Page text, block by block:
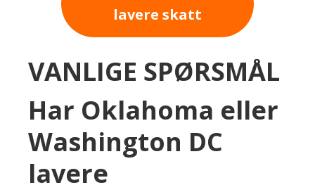
lavere skatt
VANLIGE SPØRSMÅL
Har Oklahoma eller
Washington DC
lavere